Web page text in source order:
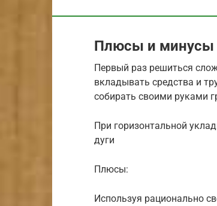
Плюсы и минусы
Первый раз решиться
вкладывать средства и
собирать своими руками
При горизонтальной
дуги
Плюсы:
Используя рационально